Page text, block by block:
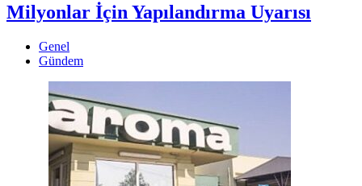
Milyonlar İçin Yapılandırma Uyarısı
Genel
Gündem